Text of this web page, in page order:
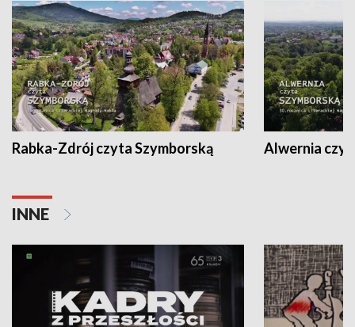
Rabka-Zdrój czyta Szymborską Alwernia
INNE